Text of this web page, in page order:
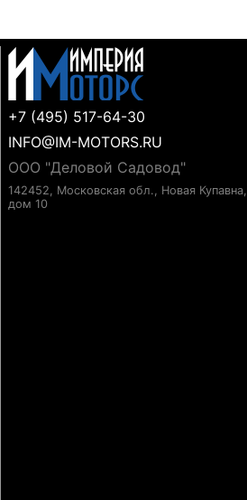
+7 (495) 517-64-30
INFO@IM-MOTORS.RU
ООО "Деловой Садовод"
142452, Московская обл., Новая Купавна,
дом 10